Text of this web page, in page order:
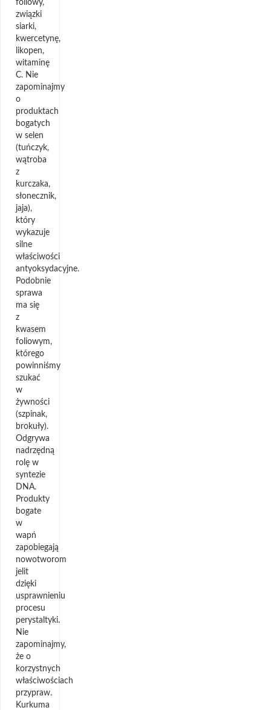
foliowy,
związki
siarki,
kwercetynę,
likopen,
witaminę
C. Nie
zapominajmy
o
produktach
bogatych
w selen
(tuńczyk,
wątroba
z
kurczaka,
słonecznik,
jaja),
który
wykazuje
silne
właściwości
antyoksydacyjne.
Podobnie
sprawa
ma się
z
kwasem
foliowym,
którego
powinniśmy
szukać
w
żywności
(szpinak,
brokuły).
Odgrywa
nadrzędną
rolę w
syntezie
DNA.
Produkty
bogate
w
wapń
zapobiegają
nowotworom
jelit
dzięki
usprawnieniu
procesu
perystaltyki.
Nie
zapominajmy,
że o
korzystnych
właściwościach
przypraw.
Kurkuma